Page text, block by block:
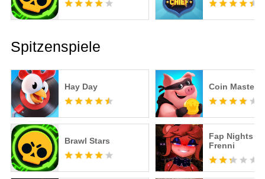
Spitzenspiele
Hay Day
Brawl Stars
Coin Master
Fap Nights at
Frenni